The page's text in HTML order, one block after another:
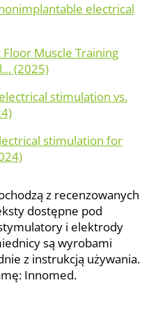
electrical
Muscle Training
(2025)
stimulation vs.
stimulation for
z recenzowanych
dostępne pod
i elektrody
są wyrobami
z instrukcją używania.
Innomed.